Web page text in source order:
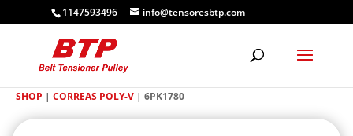
1147593496 info@tensoresbtp.com
SHOP | CORREAS POLY-V | 6PK1780